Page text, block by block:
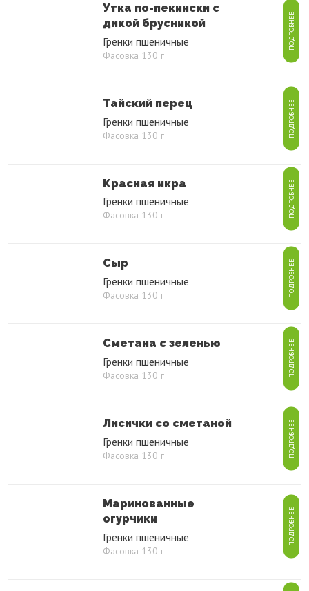
Утка по-пекински с
дикой брусникой
Гренки пшеничные
Фасовка 130 г
ПОДРОБНЕЕ
Тайский перец
Гренки пшеничные
Фасовка 130 г ПОДРОБНЕЕ
Красная икра
Гренки пшеничные
Фасовка 130 г ПОДРОБНЕЕ
Сыр
Гренки пшеничные
Фасовка 130 г ПОДРОБНЕЕ
Сметана с зеленью
Гренки пшеничные
Фасовка 130 г ПОДРОБНЕЕ
Лисички со сметаной
Гренки пшеничные
Фасовка 130 г ПОДРОБНЕЕ
Маринованные
огурчики
Гренки пшеничные
Фасовка 130 г
ПОДРОБНЕЕ